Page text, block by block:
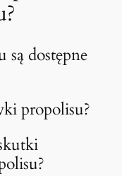
są dostępne
propolisu?